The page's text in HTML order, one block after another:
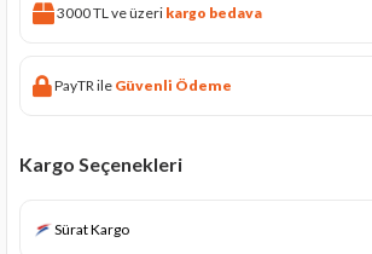
3000 TL ve üzeri kargo bedava
PayTR ile Güvenli Ödeme
Kargo Seçenekleri
Sürat Kargo